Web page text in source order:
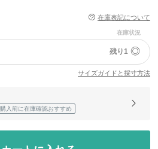
在庫表記について
在庫状況
残り1 ◎
サイズガイドと採寸方法
購入前に在庫確認おすすめ